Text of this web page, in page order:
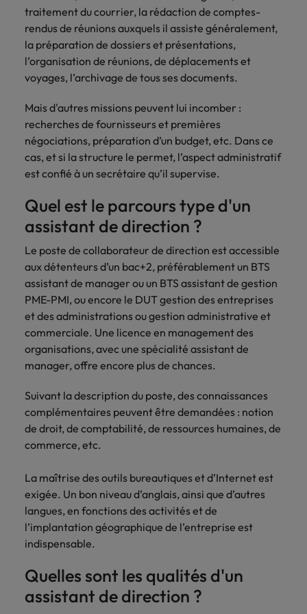
opportunités en
logistique &
achats dans de
en France.
déterminant
dans l'histoire des
marques et des
employeurs les
plus respectés de
France.
Ressources
humaines
Trouvez un poste
qui vous donnera
les gens à tirer le
meilleur d'eux-
même.
Santé
Obtenez un rôle
clé dans une
entreprise ayant
Nous rejoindre
Avez-vous déjà
envisagé une
carrière dans le
recrutement ?
Trouvez les bons dirigeants pour votre
entreprise grâce à notre service sur
mesure.
Contactez-nous pour en savoir plus
Lisez leurs témoignages pour en savoir
plus sur une carrière chez Robert
Walters France.
En savoir plus
Indonésie Vietnam
traitement du courrier, la rédaction de comptes-
rendus de réunions auxquels il assiste généralement,
la préparation de dossiers et présentations,
l’organisation de réunions, de déplacements et
voyages, l’archivage de tous ses documents.
Mais d'autres missions peuvent lui incomber :
recherches de fournisseurs et premières
négociations, préparation d’un budget, etc. Dans ce
cas, et si la structure le permet, l’aspect administratif
est confié à un secrétaire qu’il supervise.
Quel est le parcours type d'un
assistant de direction ?
Le poste de collaborateur de direction est accessible
aux détenteurs d’un bac+2, préférablement un BTS
assistant de manager ou un BTS assistant de gestion
PME-PMI, ou encore le DUT gestion des entreprises
et des administrations ou gestion administrative et
commerciale. Une licence en management des
organisations, avec une spécialité assistant de
manager, offre encore plus de chances.
Suivant la description du poste, des connaissances
complémentaires peuvent être demandées : notion
de droit, de comptabilité, de ressources humaines, de
commerce, etc.
La maîtrise des outils bureautiques et d’Internet est
exigée. Un bon niveau d’anglais, ainsi que d’autres
langues, en fonctions des activités et de
l’implantation géographique de l’entreprise est
indispensable.
Quelles sont les qualités d'un
assistant de direction ?